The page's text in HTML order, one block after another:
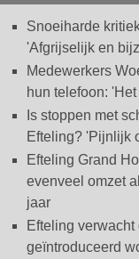
Snoeiharde
'Afgrijselijk en
Medewerkers
hun telefoon:
Is stoppen met
Efteling? 'Pijnlijk
Efteling Grand
evenveel omzet
jaar
Efteling
geïntroduceerd